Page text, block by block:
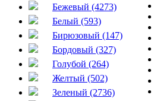
Бежевый (4273)
Белый (593)
Бирюзовый (147)
Бордовый (327)
Голубой (264)
Желтый (502)
Зеленый (2736)